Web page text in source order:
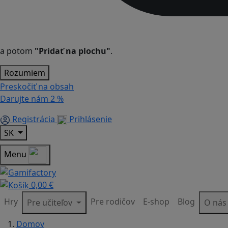
a potom "Pridať na plochu".
Rozumiem
Preskočiť na obsah
Darujte nám 2 %
Registrácia
Prihlásenie
SK
Menu
0,00 €
Hry
Pre učiteľov Pre rodičov E-shop Blog
O nás
Domov